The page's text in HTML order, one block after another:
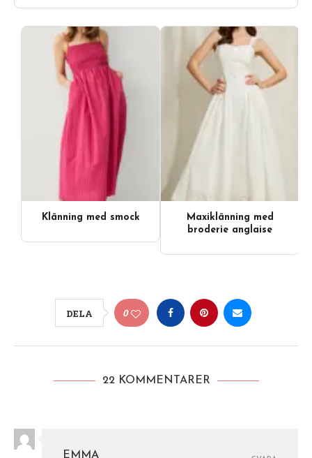
Klänning med smock
Maxiklänning med
broderie anglaise
DELA 0
22 KOMMENTARER
EMMA